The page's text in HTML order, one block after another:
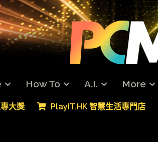
How To A.I. More
大獎 PlayIT.HK 智慧生活專門店